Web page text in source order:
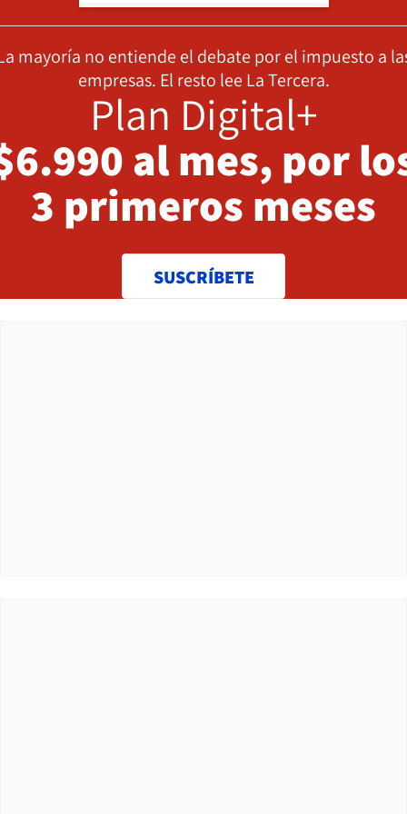
mayoría no entiende el debate por el impuesto a
empresas. El resto lee La Tercera.
Plan Digital+
al mes, por
3 primeros meses
SUSCRÍBETE